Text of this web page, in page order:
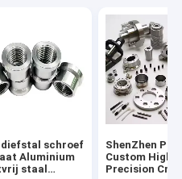
schroef
Aluminium
staal
ShenZhen
Custom High
Precision Cnc